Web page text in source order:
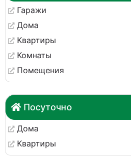
Гаражи
Дома
Квартиры
Комнаты
Помещения
Посуточно
Дома
Квартиры